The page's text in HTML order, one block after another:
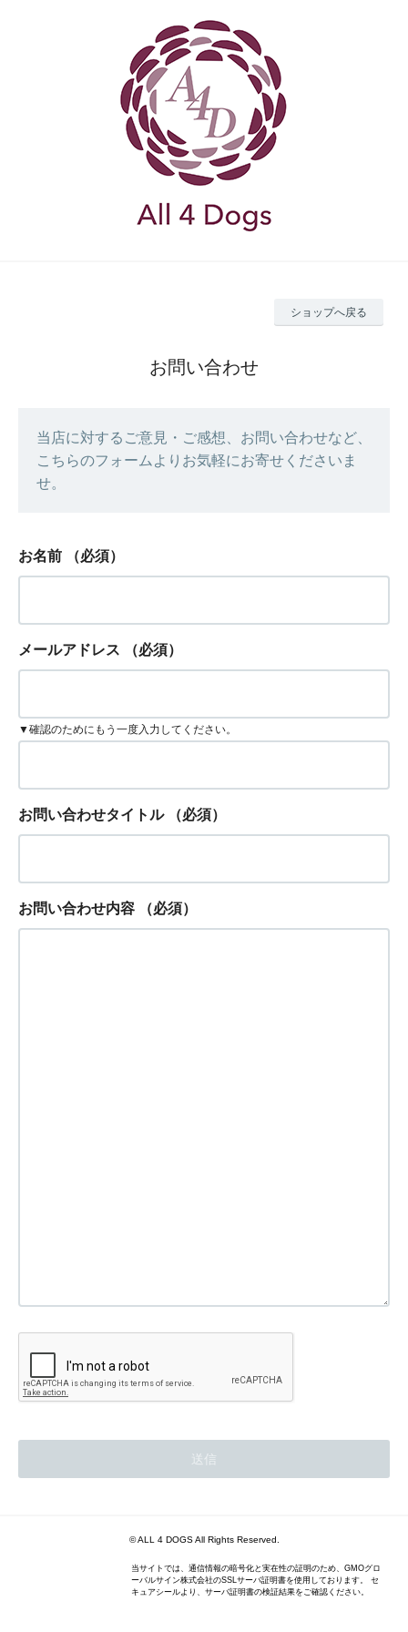
ショップへ戻る
お問い合わせ
当店に対するご意見・ご感想、お問い合わせなど、
こちらのフォームよりお気軽にお寄せくださいま
せ。
お名前 （必須）
メールアドレス （必須）
▼確認のためにもう一度入力してください。
お問い合わせタイトル （必須）
お問い合わせ内容 （必須）
© ALL 4 DOGS All Rights Reserved.
当サイトでは、通信情報の暗号化と実在性の証明のため、GMOグロ
ーバルサイン株式会社のSSLサーバ証明書を使用しております。 セ
キュアシールより、サーバ証明書の検証結果をご確認ください。